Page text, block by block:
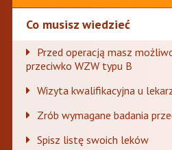
Co musisz wiedzieć
Przed operacją masz
przeciwko WZW typu B
Wizyta kwalifikacyjna u
Zrób wymagane badania
Spisz listę swoich leków